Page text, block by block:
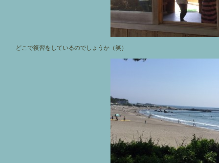
どこで復習をしているのでしょうか（笑）